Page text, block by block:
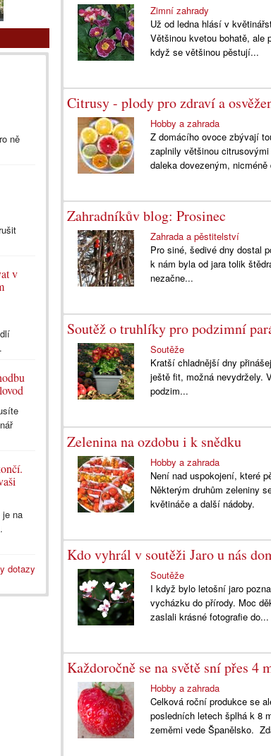
Zimní zahrady
Už od ledna hlásí v
Většinou kvetou bohatě, ale
když se většinou pěstují...
Citrusy - plody pro zdraví a
Hobby a zahrada
Z domácího ovoce zbývají
zaplnily většinou
daleka dovezeným,
Zahradníkův blog: Prosinec
Zahrada a pěstitelství
Pro siné, šedivé dny dostal
k nám byla od jara tolik
nezačne...
Soutěž o truhlíky pro podzimní
Soutěže
Kratší chladnější dny
ještě fit, možná nevydržely.
podzim...
Zelenina na ozdobu i k snědku
Hobby a zahrada
Není nad uspokojení, které
Některým druhům zeleniny
květináče a další nádoby.
Kdo vyhrál v soutěži Jaro u nás
Soutěže
I když bylo letošní jaro
vycházku do přírody. Moc
zaslali krásné fotografie do...
Každoročně se na světě sní přes
Hobby a zahrada
Celková roční produkce se
posledních letech šplhá k 8
zeměmi vede Španělsko.
ně
v
na
dotazy